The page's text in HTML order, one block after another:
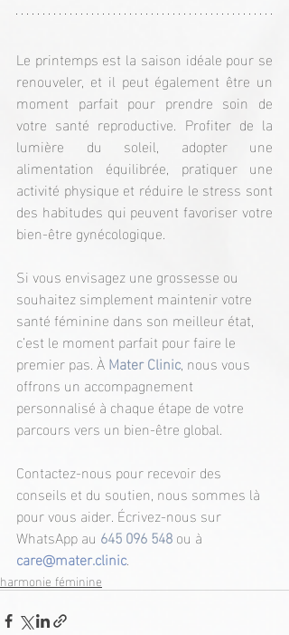
Le printemps est la saison idéale pour se
renouveler, et il peut également être un
moment parfait pour prendre soin de
votre santé reproductive. Profiter de la
lumière du soleil, adopter une
alimentation équilibrée, pratiquer une
activité physique et réduire le stress sont
des habitudes qui peuvent favoriser votre
bien-être gynécologique.
Si vous envisagez une grossesse ou
souhaitez simplement maintenir votre
santé féminine dans son meilleur état,
c’est le moment parfait pour faire le
premier pas. À Mater Clinic, nous vous
offrons un accompagnement
personnalisé à chaque étape de votre
parcours vers un bien-être global.
Contactez-nous pour recevoir des
conseils et du soutien, nous sommes là
pour vous aider. Écrivez-nous sur
WhatsApp au 645 096 548ou à
care@mater.clinic.
harmonie féminine